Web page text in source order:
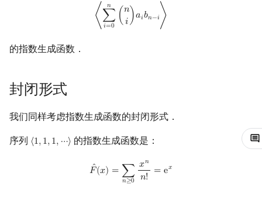
Sublime Text
Tim 排序
DP 套 DP
其它 DP 方法
广义后缀自动机
Manacher
阶乘取模
同余方程
Pólya 计数
跳表
树上随机游走
环计数问题
2-SAT
计算几何杂项
在一台机器上规划任务
主元素问题
15-puzzle
⟨
𝑛
∑
𝑖=0
( 𝑛
𝑖 )𝑎𝑖𝑏𝑛−𝑖 ⟩
⟨∑i=0 n(ni i⟩
的指数生成函数．
封闭形式
我们同样考虑指数生成函数的封闭形式．
序列 ⟨1,1,1, ⋯⟩
⟨11 ,1, ⋯ ⟩ 的指数生成函数是：
ˆ
𝐹(𝑥) = ∑
𝑛≥0
𝑥𝑛
𝑛! = e𝑥
F^ x n≥0 xnn x